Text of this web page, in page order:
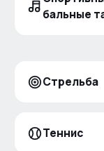
бальные
Стрельба
Теннис